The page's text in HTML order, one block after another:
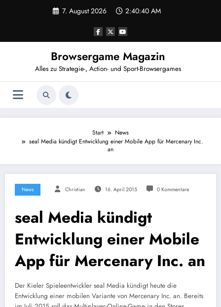
7. August 2026 2:40:40 AM
Browsergame Magazin
Alles zu Strategie-, Action- und Sport-Browsergames
Start
News
seal Media kündigt Entwicklung einer Mobile App für Mercenary Inc.
an
News Christian 16. April 2015 0 Kommentare
seal Media kündigt
Entwicklung einer Mobile
App für Mercenary Inc. an
Der Kieler Spieleentwickler seal Media kündigt heute die
Entwicklung einer mobilen Variante von Mercenary Inc. an. Bereits